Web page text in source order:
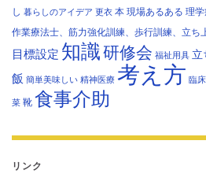
し 暮らしのアイデア 更衣 本 現場あるある 理学
作業療法士、筋力強化訓練、歩行訓練、立ち
目標設定 知識研修会 福祉用具 立
飯 簡単美味しい 精神医療 考え方 臨床
菜 靴 食事介助
リンク